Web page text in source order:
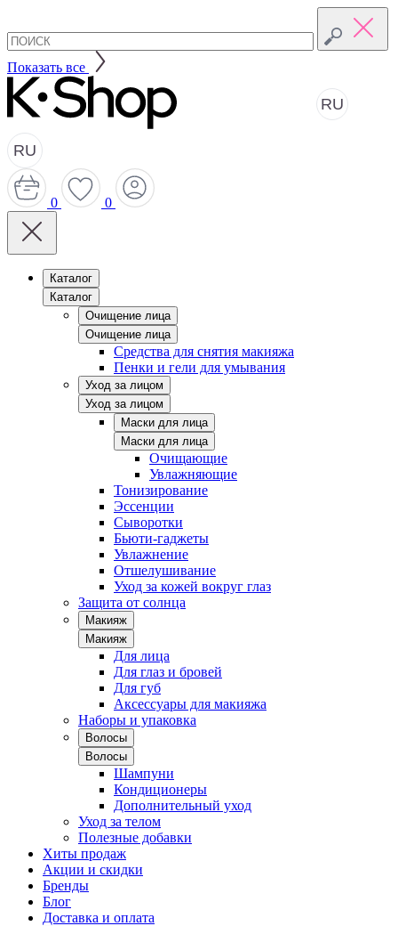
Показать все
RU
RU
0 0
Каталог
Каталог
Очищение лица
Очищение лица
Средства для снятия макияжа
Пенки и гели для умывания
Уход за лицом
Уход за лицом
Маски для лица
Маски для лица
Очищающие
Увлажняющие
Тонизирование
Эссенции
Сыворотки
Бьюти-гаджеты
Увлажнение
Отшелушивание
Уход за кожей вокруг глаз
Защита от солнца
Макияж
Макияж
Для лица
Для глаз и бровей
Для губ
Аксессуары для макияжа
Наборы и упаковка
Волосы
Волосы
Шампуни
Кондиционеры
Дополнительный уход
Уход за телом
Полезные добавки
Хиты продаж
Акции и скидки
Бренды
Блог
Доставка и оплата